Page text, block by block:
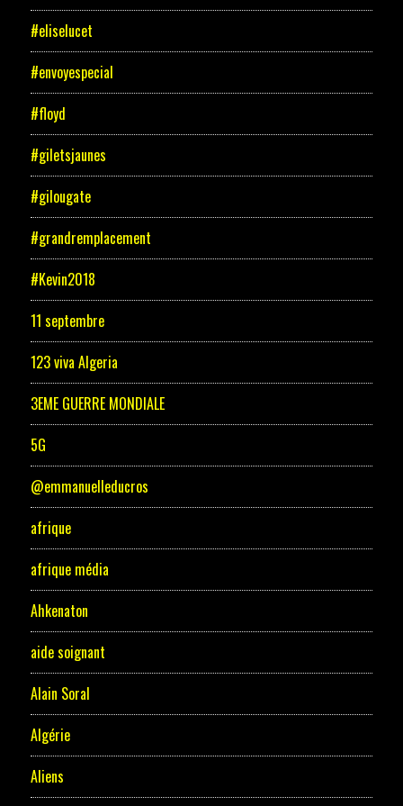
#eliselucet
#envoyespecial
#floyd
#giletsjaunes
#gilougate
#grandremplacement
#Kevin2018
11 septembre
123 viva Algeria
3EME GUERRE MONDIALE
5G
@emmanuelleducros
afrique
afrique média
Ahkenaton
aide soignant
Alain Soral
Algérie
Aliens